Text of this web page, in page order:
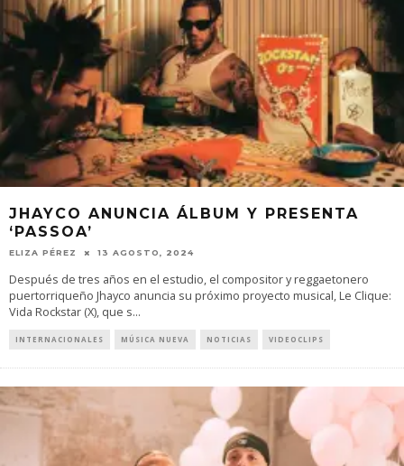
JHAYCO ANUNCIA ÁLBUM Y PRESENTA
‘PASSOA’
ELIZA PÉREZ 13 AGOSTO, 2024
Después de tres años en el estudio, el compositor y reggaetonero
puertorriqueño Jhayco anuncia su próximo proyecto musical, Le Clique:
Vida Rockstar (X), que s...
INTERNACIONALES MÚSICA NUEVA NOTICIAS VIDEOCLIPS